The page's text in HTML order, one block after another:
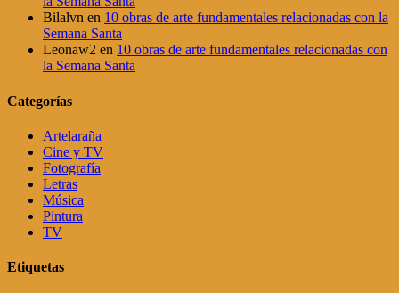
Bilalvn en 10 obras de arte fundamentales relacionadas con la
Semana Santa
Leonaw2 en 10 obras de arte fundamentales relacionadas con
la Semana Santa
Categorías
Artelaraña
Cine y TV
Fotografía
Letras
Música
Pintura
TV
Etiquetas